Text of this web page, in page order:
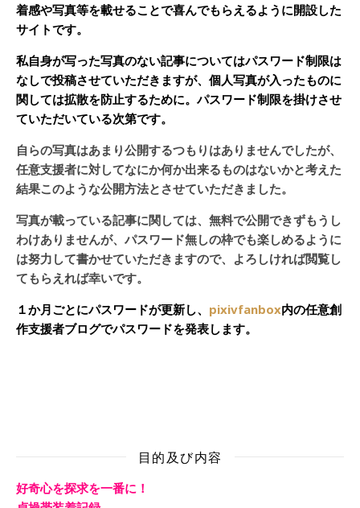
着感や写真等を載せることで喜んでもらえるように開設した
サイトです。
私自身が写った写真のない記事についてはパスワード制限は
なしで投稿させていただきますが、個人写真が入ったものに
関しては拡散を防止するために。パスワード制限を掛けさせ
ていただいている次第です。
自らの写真はあまり公開するつもりはありませんでしたが、
任意支援者に対してなにか何か出来るものはないかと考えた
結果このような公開方法とさせていただきました。
写真が載っている記事に関しては、無料で公開できずもうし
わけありませんが、パスワード無しの枠でも楽しめるように
は努力して書かせていただきますので、よろしければ閲覧し
てもらえれば幸いです。
１か月ごとにパスワードが更新し、 pixivfanbox内の任意創
作支援者ブログでパスワードを発表します。
目的及び内容
好奇心を探求を一番に！